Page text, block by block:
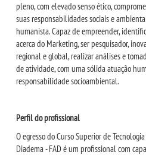
WEBMAIL
PORTAL DE ALUNOS
PORTAL DE PROFESSORES/ACADÊMICO
CONTATO
pleno, com elevado senso ético,
suas responsabilidades sociais e
humanista. Capaz de empreender,
acerca do Marketing, ser pesquisador,
regional e global, realizar análises e
de atividade, com uma sólida atuação
responsabilidade socioambiental.
Perfil do profissional
O egresso do Curso Superior de
Diadema - FAD é um profissional com